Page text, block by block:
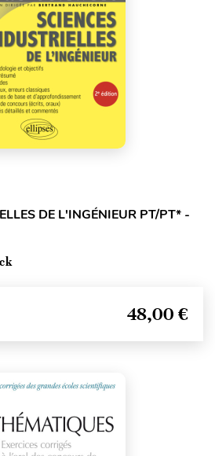
DE L'INGÉNIEUR PT/PT* -
48,00 €